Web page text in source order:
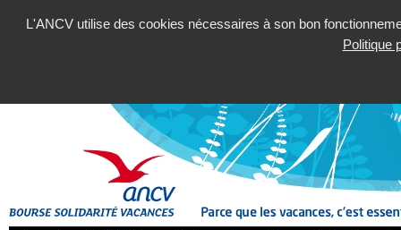
L'ANCV utilise des cookies nécessaires à son bon
Politique